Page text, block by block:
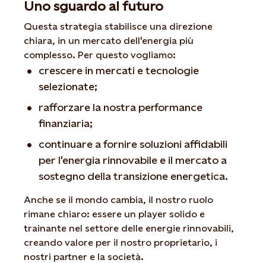
Uno sguardo al futuro
Questa strategia stabilisce una direzione
chiara, in un mercato dell'energia più
complesso. Per questo vogliamo:
crescere in mercati e tecnologie
selezionate;
rafforzare la nostra performance
finanziaria;
continuare a fornire soluzioni affidabili
per l'energia rinnovabile e il mercato a
sostegno della transizione energetica.
Anche se il mondo cambia, il nostro ruolo
rimane chiaro: essere un player solido e
trainante nel settore delle energie rinnovabili,
creando valore per il nostro proprietario, i
nostri partner e la società.